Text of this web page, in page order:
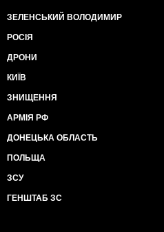
ЗЕЛЕНСЬКИЙ ВОЛОДИМИР
РОСІЯ
ДРОНИ
КИЇВ
ЗНИЩЕННЯ
АРМІЯ РФ
ДОНЕЦЬКА ОБЛАСТЬ
ПОЛЬЩА
ЗСУ
ГЕНШТАБ ЗС